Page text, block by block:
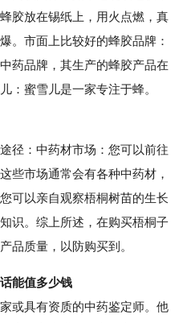
胶放在锡纸上，用火点燃，真
。市面上比较好的蜂胶品牌：
药品牌，其生产的蜂胶产品在
：蜜雪儿是一家专注于蜂。
：中药材市场：您可以前往
些市场通常会有各种中药材，
可以亲自观察梧桐树苗的生长
识。综上所述，在购买梧桐子
品质量，以防购买到。
能值多少钱
具有资质的中药鉴定师。他